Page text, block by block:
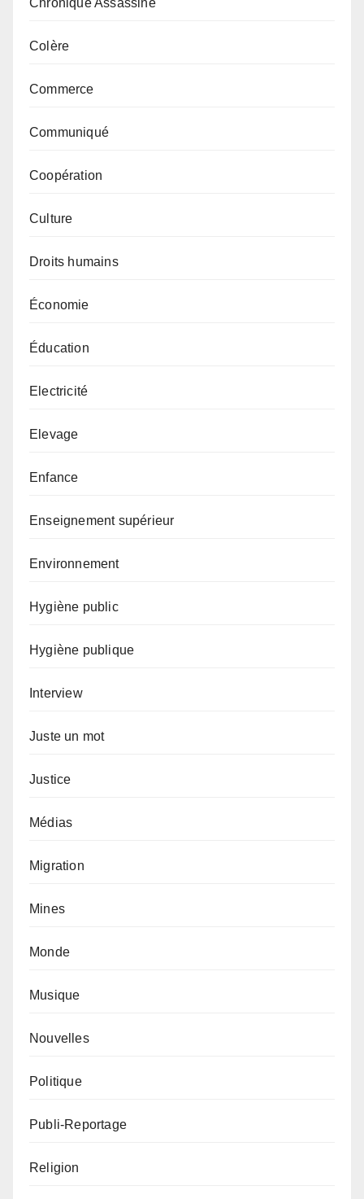
Colère
Commerce
Communiqué
Coopération
Culture
Droits humains
Économie
Éducation
Electricité
Elevage
Enfance
Enseignement supérieur
Environnement
Hygiène public
Hygiène publique
Interview
Juste un mot
Justice
Médias
Migration
Mines
Monde
Musique
Nouvelles
Politique
Publi-Reportage
Religion